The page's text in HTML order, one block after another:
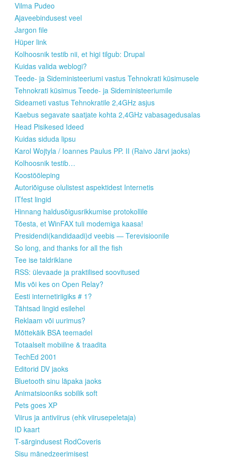
Vilma Pudeo
Ajaveebindusest veel
Jargon file
Hüper link
Kolhoosnik testib nii, et higi tilgub: Drupal
Kuidas valida weblogi?
Teede- ja Sideministeeriumi vastus Tehnokrati küsimusele
Tehnokrati küsimus Teede- ja Sideministeeriumile
Sideameti vastus Tehnokratile 2,4GHz asjus
Kaebus segavate saatjate kohta 2,4GHz vabasagedusalas
Head Pisikesed Ideed
Kuidas siduda lipsu
Karol Wojtyla / Ioannes Paulus PP. II (Raivo Järvi jaoks)
Kolhoosnik testib…
Koostööleping
Autoriõiguse olulistest aspektidest Internetis
ITfest lingid
Hinnang haldusõigusrikkumise protokollile
Tõesta, et WinFAX tuli modemiga kaasa!
Presidendi(kandidaadi)d veebis — Terevisioonile
So long, and thanks for all the fish
Tee ise taldriklane
RSS: ülevaade ja praktilised soovitused
Mis või kes on Open Relay?
Eesti internetiriigiks # 1?
Tähtsad lingid esilehel
Reklaam või uurimus?
Mõttekäik BSA teemadel
Totaalselt mobiilne & traadita
TechEd 2001
Editorid DV jaoks
Bluetooth sinu läpaka jaoks
Animatsiooniks sobilik soft
Pets goes XP
Viirus ja antiviirus (ehk viirusepeletaja)
ID kaart
T-särgindusest RodCoveris
Sisu mänedzeerimisest